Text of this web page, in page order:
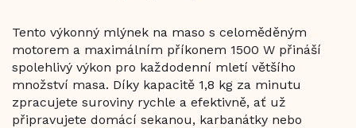
Tento výkonný mlýnek na maso s celoměděným
motorem a maximálním příkonem 1500 W přináší
spolehlivý výkon pro každodenní mletí většího
množství masa. Díky kapacitě 1,8 kg za minutu
zpracujete suroviny rychle a efektivně, ať už
připravujete domácí sekanou, karbanátky nebo